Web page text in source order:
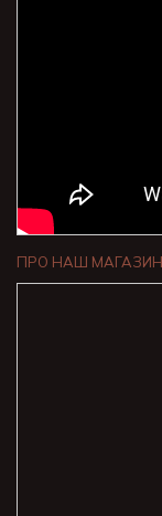
ПРО НАШ МАГАЗИН -